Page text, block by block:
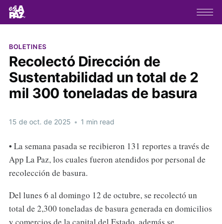
BOLETINES
Recolectó Dirección de
Sustentabilidad un total de 2
mil 300 toneladas de basura
15 de oct. de 2025 • 1 min read
• La semana pasada se recibieron 131 reportes a través de
App La Paz, los cuales fueron atendidos por personal de
recolección de basura.
Del lunes 6 al domingo 12 de octubre, se recolectó un
total de 2,300 toneladas de basura generada en domicilios
y comercios de la capital del Estado, además se